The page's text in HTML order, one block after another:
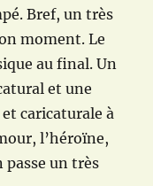
Bref, un très
moment. Le
au final. Un
et une
caricaturale à
l’héroïne,
passe un très